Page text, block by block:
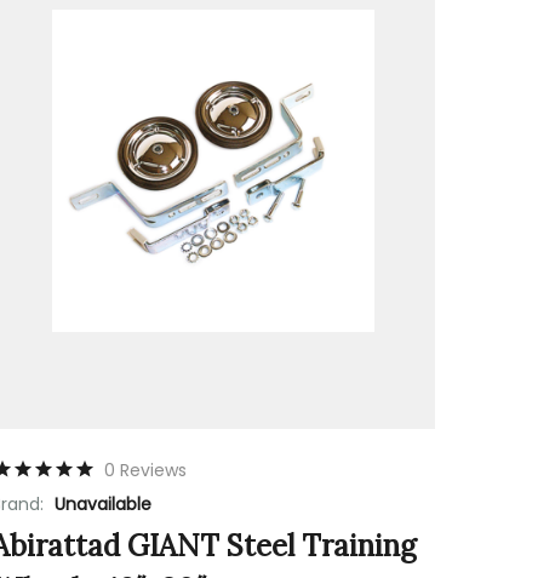
0 Reviews
Unavailable
GIANT Steel Training